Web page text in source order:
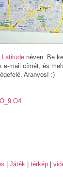
Latitude néven. Be
e-mail címét, és
Aranyos! :)
O4
Játék térkép